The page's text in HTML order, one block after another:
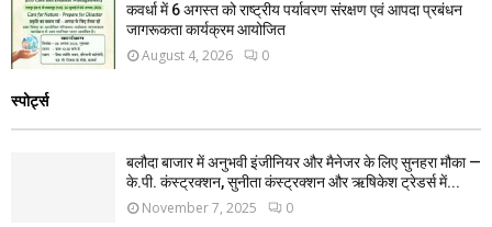
कवर्धा में 6 अगस्त को राष्ट्रीय पर्यावरण संरक्षण एवं आपदा प्रबंधन
जागरूकता कार्यक्रम आयोजित
August 4, 2026 0
स्पोर्ट्स
बलौदा बाजार में अनुभवी इंजीनियर और मैनेजर के लिए सुनहरा मौका —
के.पी. कंस्ट्रक्शन, सुनीता कंस्ट्रक्शन और ऋषिकेश ट्रेडर्स में...
November 7, 2025 0